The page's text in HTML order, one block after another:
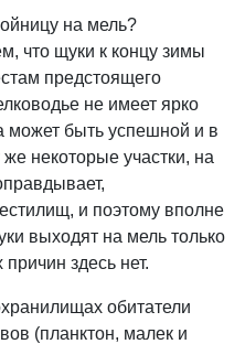
на мель?
что щуки к концу зимы
предстоящего
не имеет ярко
может быть успешной и в
некоторые участки, на
и поэтому вполне
выходят на мель только
здесь нет.
обитатели
(планктон, малек и